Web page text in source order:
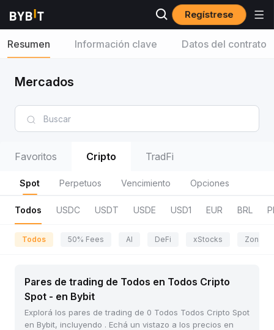
Regístrese
Resumen Información clave Datos del contrato
Mercados
Favoritos Cripto TradFi
Spot Perpetuos Vencimiento Opciones
Todos USDC USDT USDE USD1 EUR BRL
Todos 50% Fees AI DeFi xStocks Zona
Pares de trading de Todos en Todos Cripto
Spot - en Bybit
Explorá los pares de trading de 0 Todos Todos Cripto Spot
en Bybit, incluyendo . Echá un vistazo a los precios en